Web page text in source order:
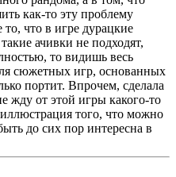
как-то эту проблему
что в игре дурацкие
ачивки не подходят,
то видишь весь
сюжетных игр, основанных
портит. Впрочем, сделала
жду от этой игры какого-то
того, что можно
до сих пор интересна в